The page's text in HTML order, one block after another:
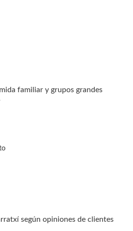
familiar y grupos grandes
según opiniones de clientes